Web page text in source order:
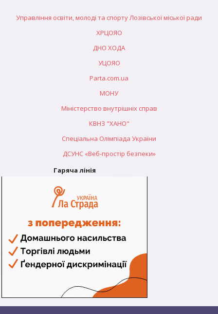
Управління освіти, молоді та спорту Лозівської міської ради
ХРЦОЯО
ДНО ХОДА
УЦОЯО
Parta.com.ua
МОНУ
Міністерство внутрішніх справ
КВНЗ "ХАНО"
Спеціальна Олімпіада України
ДСУНС «Веб-простір безпеки»
Гаряча лінія